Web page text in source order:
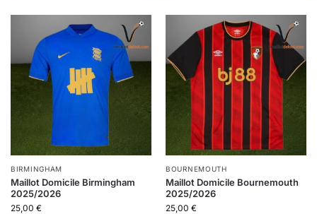
BIRMINGHAM
Maillot Domicile Birmingham
2025/2026
25,00 €
BOURNEMOUTH
Maillot Domicile Bournemouth
2025/2026
25,00 €